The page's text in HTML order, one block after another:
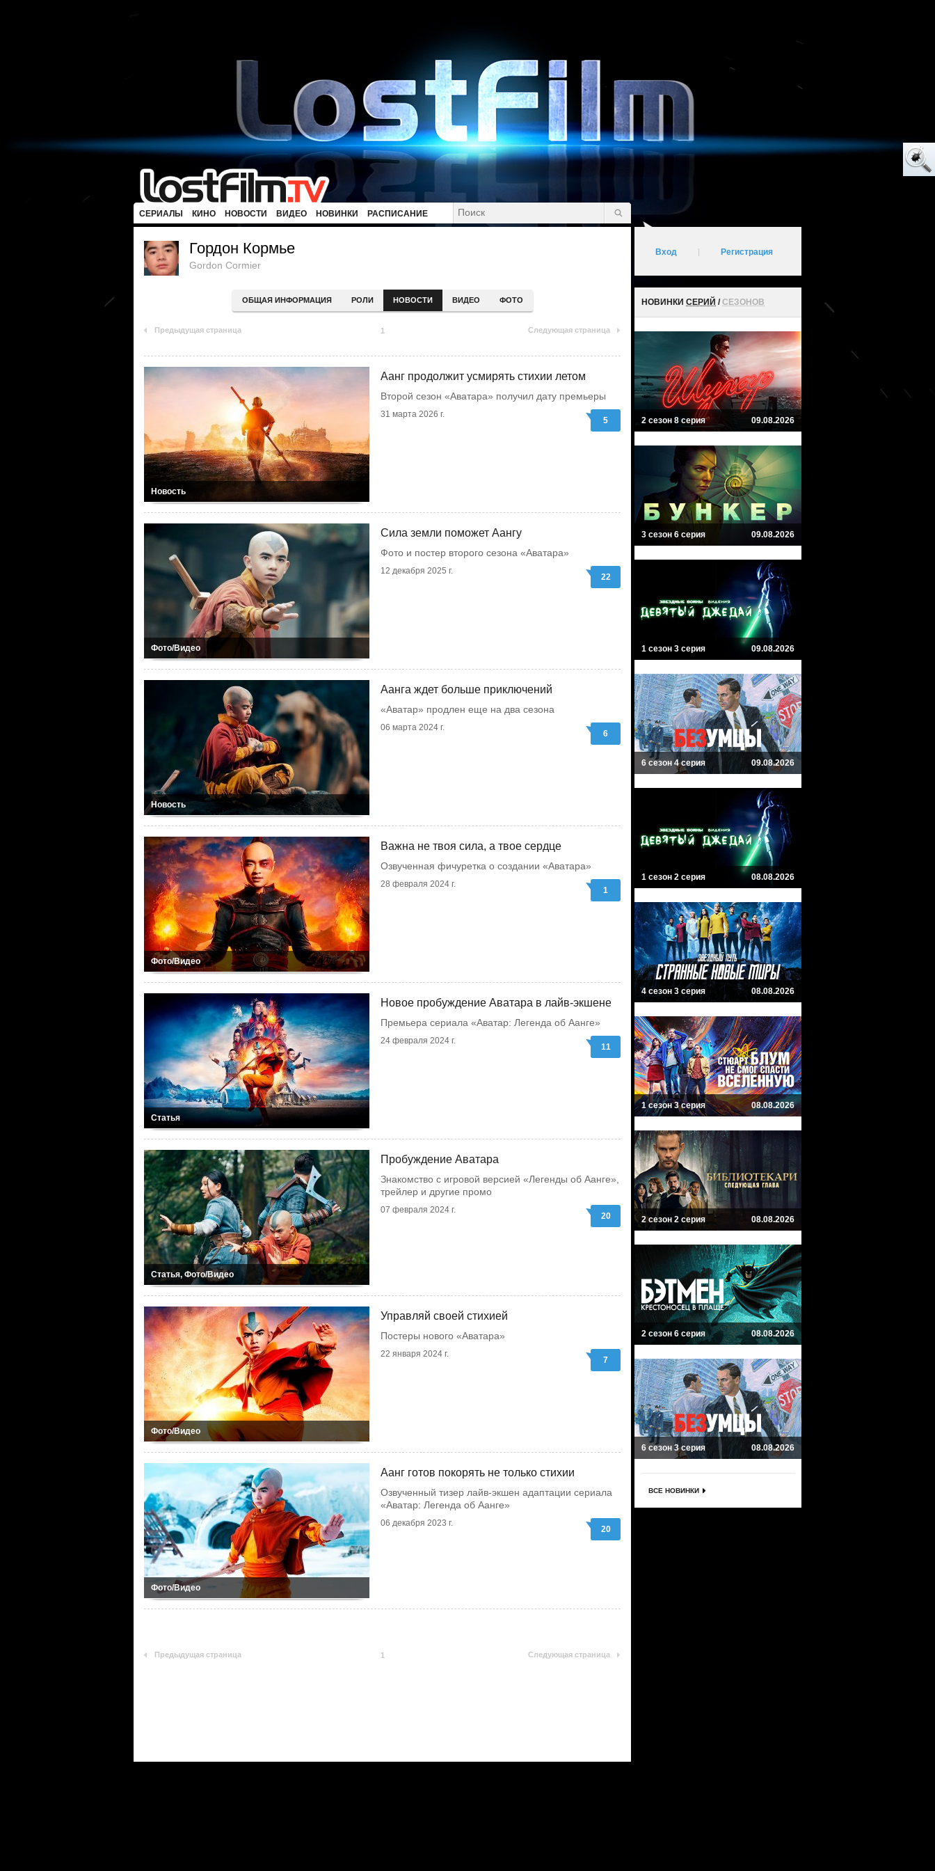
СЕРИАЛЫ КИНО НОВОСТИ ВИДЕО НОВИНКИ РАСПИСАНИЕ
Гордон Кормье
Gordon Cormier
ОБЩАЯ ИНФОРМАЦИЯ РОЛИ НОВОСТИ ВИДЕО ФОТО
Предыдущая страница 1 Следующая страница
Новость
Аанг продолжит усмирять стихии летом
Второй сезон «Аватара» получил дату премьеры
31 марта 2026 г.
5
Фото/Видео
Сила земли поможет Аангу
Фото и постер второго сезона «Аватара»
12 декабря 2025 г.
22
Новость
Аанга ждет больше приключений
«Аватар» продлен еще на два сезона
06 марта 2024 г.
6
Фото/Видео
Важна не твоя сила, а твое сердце
Озвученная фичуретка о создании «Аватара»
28 февраля 2024 г.
1
Статья
Новое пробуждение Аватара в лайв-экшене
Премьера сериала «Аватар: Легенда об Аанге»
24 февраля 2024 г.
11
Статья, Фото/Видео
Пробуждение Аватара
Знакомство с игровой версией «Легенды об Аанге»,
трейлер и другие промо
07 февраля 2024 г.
20
Фото/Видео
Управляй своей стихией
Постеры нового «Аватара»
22 января 2024 г.
7
Фото/Видео
Аанг готов покорять не только стихии
Озвученный тизер лайв-экшен адаптации сериала
«Аватар: Легенда об Аанге»
06 декабря 2023 г.
20
Предыдущая страница 1 Следующая страница
Вход Регистрация
НОВИНКИ СЕРИЙ /СЕЗОНОВ
2 сезон 8 серия 09.08.2026
3 сезон 6 серия 09.08.2026
1 сезон 3 серия 09.08.2026
6 сезон 4 серия 09.08.2026
1 сезон 2 серия 08.08.2026
4 сезон 3 серия 08.08.2026
1 сезон 3 серия 08.08.2026
2 сезон 2 серия 08.08.2026
2 сезон 6 серия 08.08.2026
6 сезон 3 серия 08.08.2026
ВСЕ НОВИНКИ